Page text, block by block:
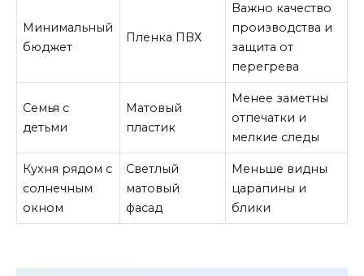
Минимальный
бюджет
Пленка ПВХ
Важно качество
производства и
защита от
перегрева
Семья с
детьми
Матовый
пластик
Менее заметны
отпечатки и
мелкие следы
Кухня рядом с
солнечным
окном
Светлый
матовый
фасад
Меньше видны
царапины и
блики